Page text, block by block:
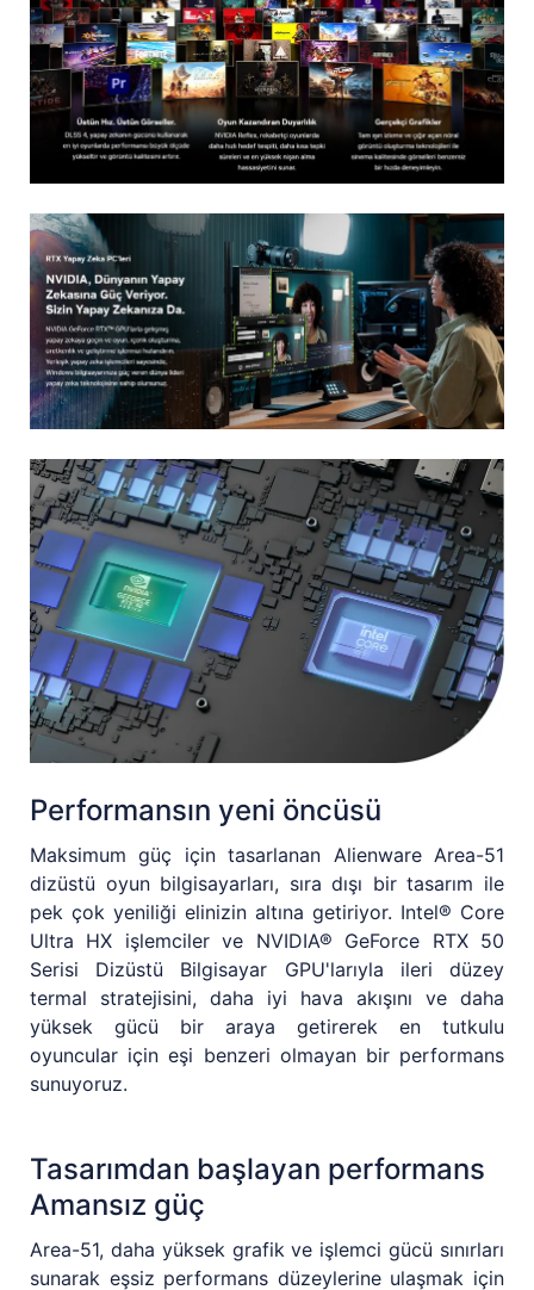
Performansın yeni öncüsü
Maksimum güç için tasarlanan Alienware Area-51
dizüstü oyun bilgisayarları, sıra dışı bir tasarım ile
pek çok yeniliği elinizin altına getiriyor. Intel® Core
Ultra HX işlemciler ve NVIDIA® GeForce RTX 50
Serisi Dizüstü Bilgisayar GPU'larıyla ileri düzey
termal stratejisini, daha iyi hava akışını ve daha
yüksek gücü bir araya getirerek en tutkulu
oyuncular için eşi benzeri olmayan bir performans
sunuyoruz.
Tasarımdan başlayan performans
Amansız güç
Area-51, daha yüksek grafik ve işlemci gücü sınırları
sunarak eşsiz performans düzeylerine ulaşmak için